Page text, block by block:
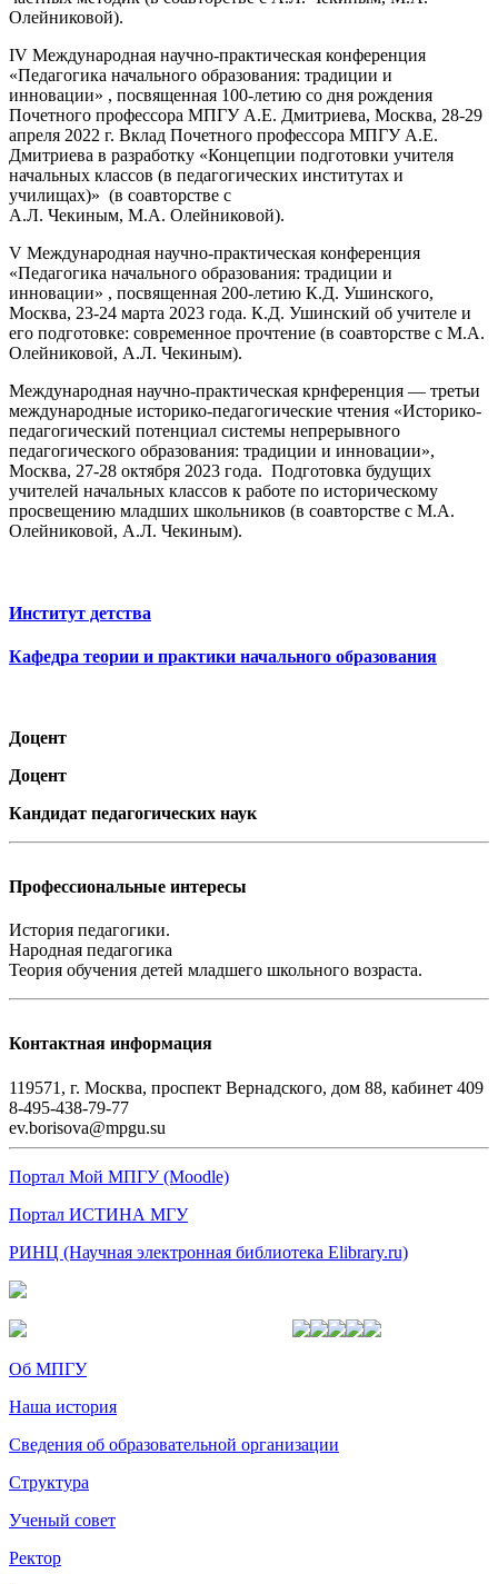
Олейниковой).
IV Международная научно-практическая конференция
«Педагогика начального образования: традиции и
инновации» , посвященная 100-летию со дня рождения
Почетного профессора МПГУ А.Е. Дмитриева, Москва, 28-29
апреля 2022 г. Вклад Почетного профессора МПГУ А.Е.
Дмитриева в разработку «Концепции подготовки учителя
начальных классов (в педагогических институтах и
училищах)» (в соавторстве с
А.Л. Чекиным, М.А. Олейниковой).
V Международная научно-практическая конференция
«Педагогика начального образования: традиции и
инновации» , посвященная 200-летию К.Д. Ушинского,
Москва, 23-24 марта 2023 года. К.Д. Ушинский об учителе и
его подготовке: современное прочтение (в соавторстве с М.А.
Олейниковой, А.Л. Чекиным).
Международная научно-практическая крнференция — третьи
международные историко-педагогические чтения «Историко-
педагогический потенциал системы непрерывного
педагогического образования: традиции и инновации»,
Москва, 27-28 октября 2023 года. Подготовка будущих
учителей начальных классов к работе по историческому
просвещению младших школьников (в соавторстве с М.А.
Олейниковой, А.Л. Чекиным).
Институт детства
Кафедра теории и практики начального образования
Доцент
Доцент
Кандидат педагогических наук
Профессиональные интересы
История педагогики.
Народная педагогика
Теория обучения детей младшего школьного возраста.
Контактная информация
119571, г. Москва, проспект Вернадского, дом 88, кабинет 409
8-495-438-79-77
ev.borisova@mpgu.su
Портал Мой МПГУ (Moodle)
Портал ИСТИНА МГУ
РИНЦ (Научная электронная библиотека Elibrary.ru)
Об МПГУ
Наша история
Сведения об образовательной организации
Структура
Ученый совет
Ректор